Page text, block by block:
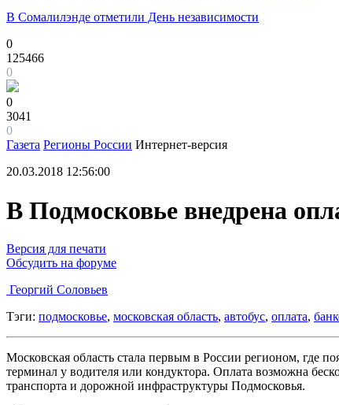
В Сомалилэнде отметили День независимости
0
125466
0
0
3041
0
Газета Регионы России Интернет-версия
20.03.2018 12:56:00
В Подмосковье внедрена
Версия для печати
Обсудить на форуме
Георгий Соловьев
Тэги: подмосковье, московская область, автобус, оплата,
Московская область стала первым в России регионом, где
терминал у водителя или кондуктора. Оплата возможна
транспорта и дорожной инфраструктуры Подмосковья.